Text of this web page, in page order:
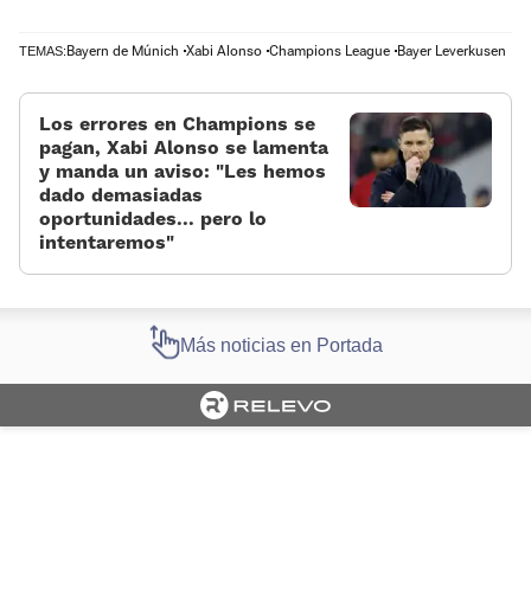
TEMAS: Bayern de Múnich Xabi Alonso Champions League Bayer Leverkusen
Los errores en Champions se
pagan, Xabi Alonso se lamenta
y manda un aviso: «Les hemos
dado demasiadas
oportunidades... pero lo
intentaremos»
Más noticias en Portada